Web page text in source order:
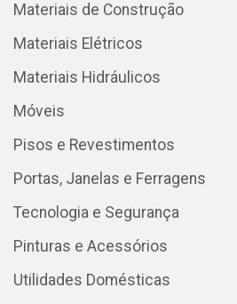
Materiais de Construção
Materiais Elétricos
Materiais Hidráulicos
Móveis
Pisos e Revestimentos
Portas, Janelas e Ferragens
Tecnologia e Segurança
Pinturas e Acessórios
Utilidades Domésticas